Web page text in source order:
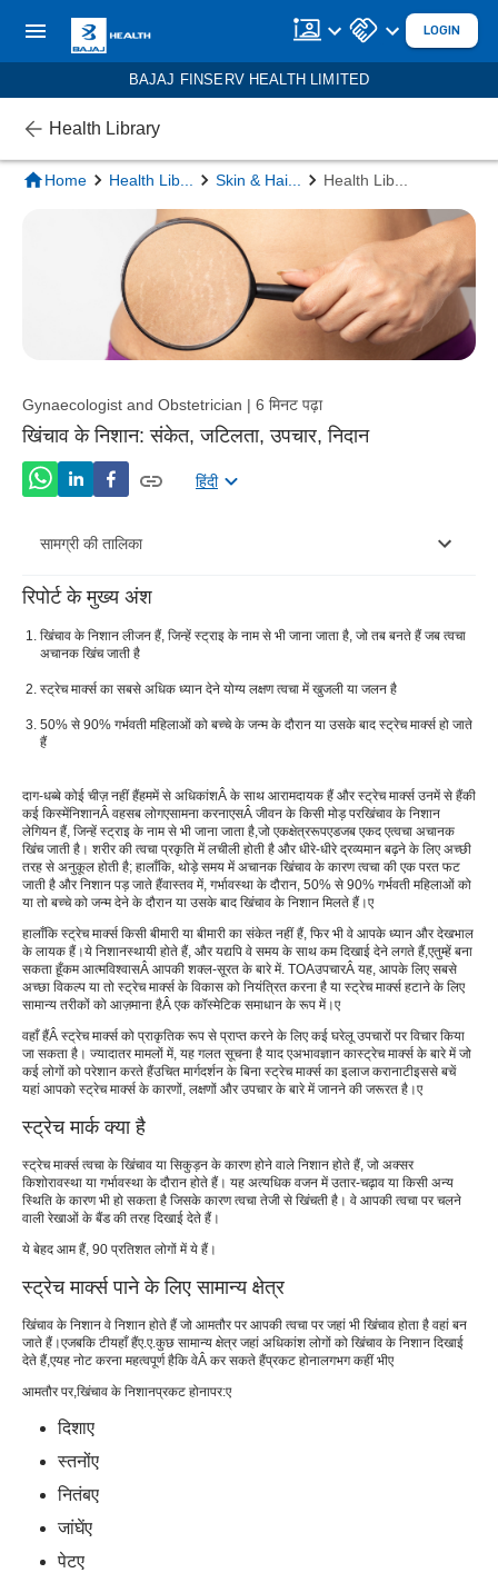
LOGIN
BAJAJ FINSERV HEALTH LIMITED
Health Library
Home Health Lib Skin & Hai Health Lib
Gynaecologist and Obstetrician | 6 मिनट पढ़ा
खिंचाव के निशान: संकेत, जटिलता, उपचार, निदान
हिंदी
सामग्री की तालिका
स्ट्रेच मार्क क्या है
स्ट्रेच मार्क्स पाने के लिए सामान्य क्षेत्र
स्ट्रेच मार्क्स के कारण
स्ट्रेच मार्क्स के लक्षण
स्ट्रेच मार्क उपचार के विकल्पए
घरेलू उपचारएस के लिएखिंचाव के निशानए
स्ट्रेच मार्क्स विकसित होने का जोखिम
स्ट्रेच मार्क्स का निदान कैसे किया जाता है?
स्ट्रेच मार्क्स से बचाव के उपायए
रिपोर्ट के मुख्य अंश
खिंचाव के निशान लीजन हैं, जिन्हें स्ट्राइ के नाम से भी जाना जाता है, जो तब बनते हैं जब त्वचा
अचानक खिंच जाती है
स्ट्रेच मार्क्स का सबसे अधिक ध्यान देने योग्य लक्षण त्वचा में खुजली या जलन है
50% से 90% गर्भवती महिलाओं को बच्चे के जन्म के दौरान या उसके बाद स्ट्रेच मार्क्स हो जाते
हैं
दाग-धब्बे कोई चीज़ नहीं हैंहममें से अधिकांशÂ के साथ आरामदायक हैं और स्ट्रेच मार्क्स उनमें से हैंकी
कई किस्मेंनिशानÂ वहसब लोगएसामना करनाएसÂ जीवन के किसी मोड़ परखिंचाव के निशान
लेगियन हैं, जिन्हें स्ट्राइ के नाम से भी जाना जाता है,जो एकक्षेत्ररूपएडजब एकद एत्वचा अचानक
खिंच जाती है। शरीर की त्वचा प्रकृति में लचीली होती है और धीरे-धीरे द्रव्यमान बढ़ने के लिए अच्छी
तरह से अनुकूल होती है; हालाँकि, थोड़े समय में अचानक खिंचाव के कारण त्वचा की एक परत फट
जाती है और निशान पड़ जाते हैंवास्तव में, गर्भावस्था के दौरान, 50% से 90% गर्भवती महिलाओं को
या तो बच्चे को जन्म देने के दौरान या उसके बाद खिंचाव के निशान मिलते हैं।ए
हालाँकि स्ट्रेच मार्क्स किसी बीमारी या बीमारी का संकेत नहीं हैं, फिर भी वे आपके ध्यान और देखभाल
के लायक हैं।ये निशानस्थायी होते हैं, और यद्यपि वे समय के साथ कम दिखाई देने लगते हैं,एतुम्हें बना
सकता हूँकम आत्मविश्वासÂ आपकी शक्ल-सूरत के बारे में. TOAउपचारÂ यह, आपके लिए सबसे
अच्छा विकल्प या तो स्ट्रेच मार्क्स के विकास को नियंत्रित करना है या स्ट्रेच मार्क्स हटाने के लिए
सामान्य तरीकों को आज़माना हैÂ एक कॉस्मेटिक समाधान के रूप में।ए
वहाँ हैंÂ स्ट्रेच मार्क्स को प्राकृतिक रूप से प्राप्त करने के लिए कई घरेलू उपचारों पर विचार किया
जा सकता है। ज्यादातर मामलों में, यह गलत सूचना है याद एअभावज्ञान कास्ट्रेच मार्क्स के बारे में जो
कई लोगों को परेशान करते हैंउचित मार्गदर्शन के बिना स्ट्रेच मार्क्स का इलाज करानाटीइससे बचें
यहां आपको स्ट्रेच मार्क्स के कारणों, लक्षणों और उपचार के बारे में जानने की जरूरत है।ए
स्ट्रेच मार्क क्या है
स्ट्रेच मार्क्स त्वचा के खिंचाव या सिकुड़न के कारण होने वाले निशान होते हैं, जो अक्सर
किशोरावस्था या गर्भावस्था के दौरान होते हैं। यह अत्यधिक वजन में उतार-चढ़ाव या किसी अन्य
स्थिति के कारण भी हो सकता है जिसके कारण त्वचा तेजी से खिंचती है। वे आपकी त्वचा पर चलने
वाली रेखाओं के बैंड की तरह दिखाई देते हैं।
ये बेहद आम हैं, 90 प्रतिशत लोगों में ये हैं।
स्ट्रेच मार्क्स पाने के लिए सामान्य क्षेत्र
खिंचाव के निशान वे निशान होते हैं जो आमतौर पर आपकी त्वचा पर जहां भी खिंचाव होता है वहां बन
जाते हैं।एजबकि टीयहाँ हैंए.ए.कुछ सामान्य क्षेत्र जहां अधिकांश लोगों को खिंचाव के निशान दिखाई
देते हैं,एयह नोट करना महत्वपूर्ण हैकि वेÂ कर सकते हैंप्रकट होनालगभग कहीं भीए
आमतौर पर,खिंचाव के निशानप्रकट होनापर:ए
दिशाए
स्तनोंए
नितंबए
जांघेंए
पेटए